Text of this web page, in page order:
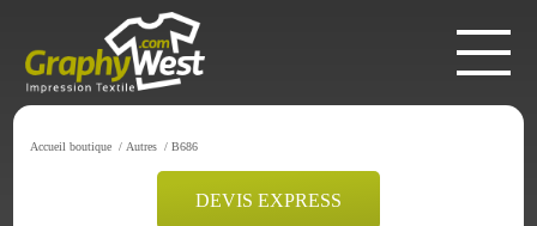
Accueil boutique / Autres / B686
DEVIS EXPRESS